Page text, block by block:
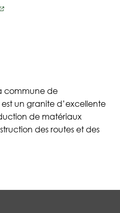
commune de
un granite d’excellente
de matériaux
des routes et des